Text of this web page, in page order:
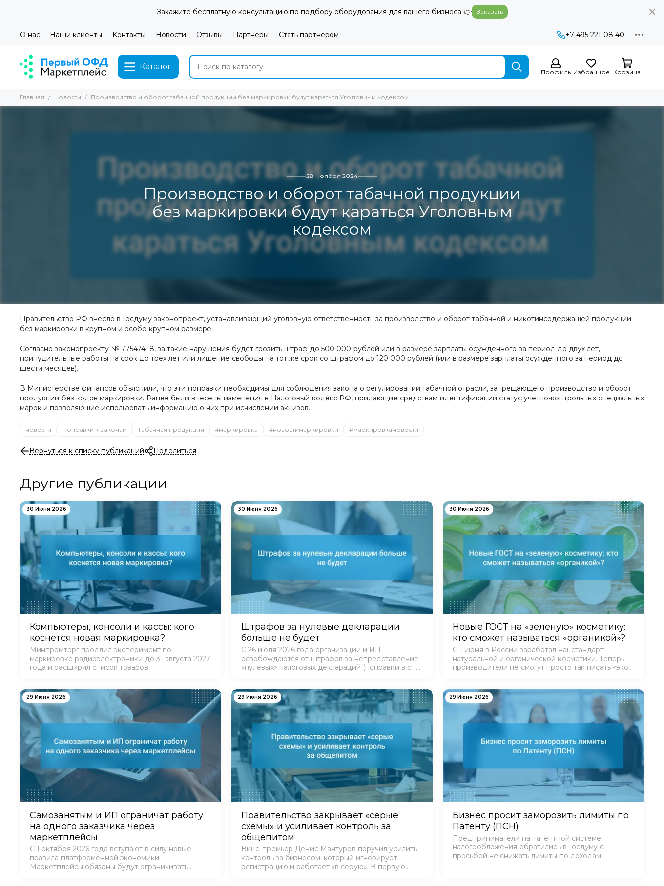
Закажите бесплатную консультацию по подбору оборудования для вашего бизнеса 👉 Заказать
О нас Наши клиенты Контакты Новости Отзывы Партнеры Стать партнером +7 495 221 08 40
Каталог
Профиль Избранное Корзина
Главная Новости Производство и оборот табачной продукции без маркировки будут караться Уголовным кодексом
28 Ноября 2024
Производство и оборот табачной продукции
без маркировки будут караться Уголовным
кодексом
Правительство РФ внесло в Госдуму законопроект, устанавливающий уголовную ответственность за производство и оборот табачной и никотинсодержащей продукции
без маркировки в крупном и особо крупном размере.
Согласно законопроекту № 775474–8, за такие нарушения будет грозить штраф до 500 000 рублей или в размере зарплаты осужденного за период до двух лет,
принудительные работы на срок до трех лет или лишение свободы на тот же срок со штрафом до 120 000 рублей (или в размере зарплаты осужденного за период до
шести месяцев).
В Министерстве финансов объяснили, что эти поправки необходимы для соблюдения закона о регулировании табачной отрасли, запрещающего производство и оборот
продукции без кодов маркировки. Ранее были внесены изменения в Налоговый кодекс РФ, придающие средствам идентификации статус учетно-контрольных специальных
марок и позволяющие использовать информацию о них при исчислении акцизов.
новости Поправки к законам Табачная продукция #маркировка #новостимаркировки #маркировкановости
Вернуться к списку публикаций Поделиться
Другие публикации
30 Июня 2026
Компьютеры, консоли и кассы: кого
коснется новая маркировка?
Минпромторг продлил эксперимент по
маркировке радиоэлектроники до 31 августа 2027
года и расширил список товаров.
30 Июня 2026
Штрафов за нулевые декларации
больше не будет
С 26 июля 2026 года организации и ИП
освобождаются от штрафов за непредставление
«нулевых» налоговых деклараций (поправки в ст.
30 Июня 2026
Новые ГОСТ на «зеленую» косметику:
кто сможет называться «органикой»?
С 1 июня в России заработал нацстандарт
натуральной и органической косметики. Теперь
производители не смогут просто так писать «эко»
29 Июня 2026
Самозанятым и ИП ограничат работу
на одного заказчика через
маркетплейсы
С 1 октября 2026 года вступают в силу новые
правила платформенной экономики.
Маркетплейсы обязаны будут ограничивать
29 Июня 2026
Правительство закрывает «серые
схемы» и усиливает контроль за
общепитом
Вице-премьер Денис Мантуров поручил усилить
контроль за бизнесом, который игнорирует
регистрацию и работает «в серую». В первую
29 Июня 2026
Бизнес просит заморозить лимиты по
Патенту (ПСН)
Предприниматели на патентной системе
налогообложения обратились в Госдуму с
просьбой не снижать лимиты по доходам.